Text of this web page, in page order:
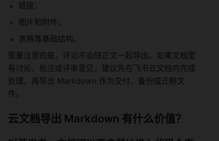
链接；
图片和附件；
表格等基础结构。
需要注意的是，评论不会随正文一起导出。如果文档里
有讨论、批注或评审意见，建议先在飞书云文档内完成
处理，再导出 Markdown 作为交付、备份或迁移文
件。
云文档导出 Markdown 有什么价值？